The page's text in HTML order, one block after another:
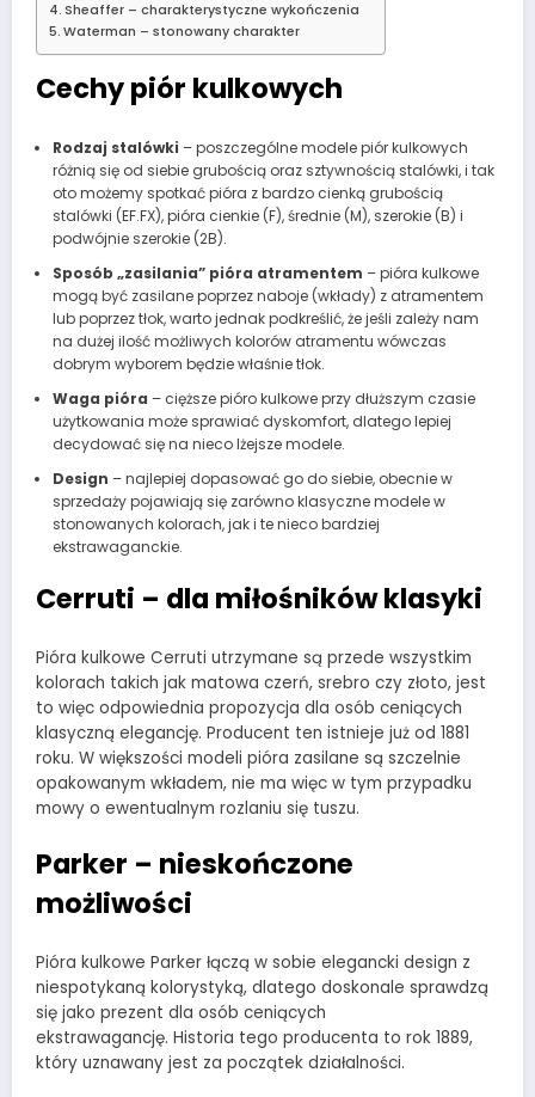
Sheaffer – charakterystyczne wykończenia
Waterman – stonowany charakter
Cechy piór kulkowych
Rodzaj stalówki – poszczególne modele piór kulkowych
różnią się od siebie grubością oraz sztywnością stalówki, i tak
oto możemy spotkać pióra z bardzo cienką grubością
stalówki (EF.FX), pióra cienkie (F), średnie (M), szerokie (B) i
podwójnie szerokie (2B).
Sposób „zasilania” pióra atramentem – pióra kulkowe
mogą być zasilane poprzez naboje (wkłady) z atramentem
lub poprzez tłok, warto jednak podkreślić, że jeśli zależy nam
na dużej ilość możliwych kolorów atramentu wówczas
dobrym wyborem będzie właśnie tłok.
Waga pióra – cięższe pióro kulkowe przy dłuższym czasie
użytkowania może sprawiać dyskomfort, dlatego lepiej
decydować się na nieco lżejsze modele.
Design – najlepiej dopasować go do siebie, obecnie w
sprzedaży pojawiają się zarówno klasyczne modele w
stonowanych kolorach, jak i te nieco bardziej
ekstrawaganckie.
Cerruti – dla miłośników klasyki
Pióra kulkowe Cerruti utrzymane są przede wszystkim
kolorach takich jak matowa czerń, srebro czy złoto, jest
to więc odpowiednia propozycja dla osób ceniących
klasyczną elegancję. Producent ten istnieje już od 1881
roku. W większości modeli pióra zasilane są szczelnie
opakowanym wkładem, nie ma więc w tym przypadku
mowy o ewentualnym rozlaniu się tuszu.
Parker – nieskończone
możliwości
Pióra kulkowe Parker łączą w sobie elegancki design z
niespotykaną kolorystyką, dlatego doskonale sprawdzą
się jako prezent dla osób ceniących
ekstrawagancję. Historia tego producenta to rok 1889,
który uznawany jest za początek działalności.